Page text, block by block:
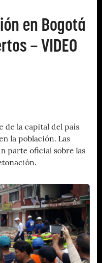
en Bogotá
– VIDEO
de la capital del país
la población. Las
parte oficial sobre las